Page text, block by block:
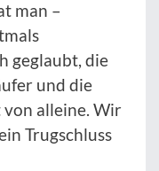
man –
geglaubt, die
und die
alleine. Wir
Trugschluss